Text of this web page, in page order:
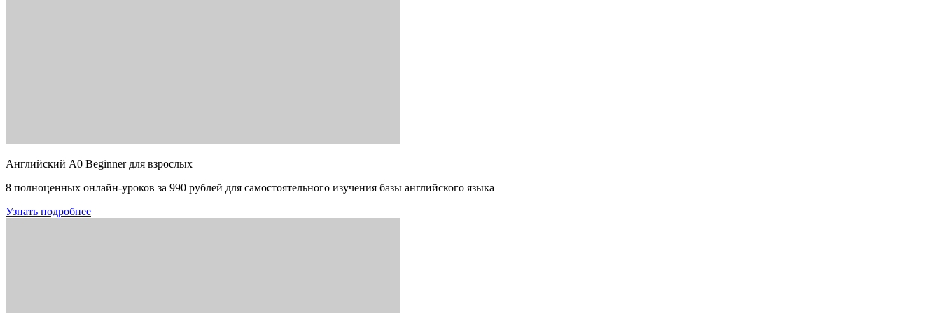
Английский A0 Beginner для взрослых
8 полноценных онлайн-уроков за 990 рублей для самостоятельного изучения базы английского языка
Узнать подробнее